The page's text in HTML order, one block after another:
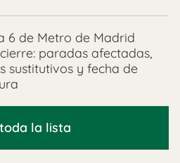
6 de Metro de Madrid
paradas afectadas,
sustitutivos y fecha de
la lista